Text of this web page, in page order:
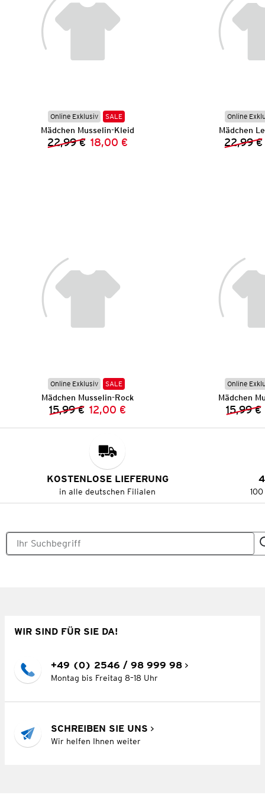
Online Exklusiv SALE
Mädchen Musselin-Kleid
Vorheriger Preis:
22,99 € Neuer Preis:
18,00 €
Online
Mädchen
22,99 €
Online Exklusiv SALE
Mädchen Musselin-Rock
Vorheriger Preis:
15,99 € Neuer Preis:
12,00 €
Online
Mädchen
15,99 €
KOSTENLOSE LIEFERUNG
in alle deutschen Filialen
WIR SIND FÜR SIE DA!
+49 (0) 2546 / 98 999 98
Montag bis Freitag 8–18 Uhr
SCHREIBEN SIE UNS
Wir helfen Ihnen weiter